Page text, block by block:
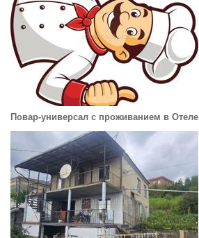
Повар-универсал с проживанием в Отеле